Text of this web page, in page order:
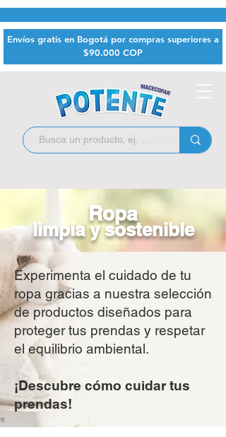
Envíos gratis en Bogotá por compras superiores a
$90.000 COP
Ropa
limpia y sostenible
Experimenta el cuidado de tu
ropa gracias a nuestra selección
de productos diseñados para
proteger tus prendas y respetar
el equilibrio ambiental.
¡Descubre cómo cuidar tus
prendas!